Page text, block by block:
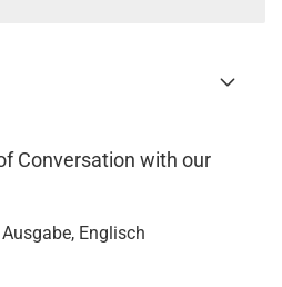
Conversation with our
Englisch